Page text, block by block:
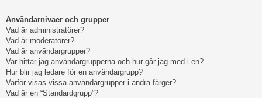
Användarnivåer och grupper
Vad är administratörer?
Vad är moderatorer?
Vad är användargrupper?
Var hittar jag användargrupperna och hur går jag med i en?
Hur blir jag ledare för en användargrupp?
Varför visas vissa användargrupper i andra färger?
Vad är en “Standardgrupp”?